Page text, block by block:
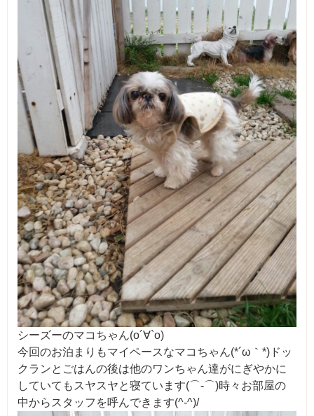
シーズーのマコちゃん(о´∀`о)
今回のお泊まりもマイペースなマコちゃん(*´ω｀*)ドッ
クランとごはんの後は他のワンちゃん達がにぎやかに
していてもスヤスヤと寝ています(⌒‐⌒)時々お部屋の
中からスタッフを呼んできます(^-^)/​